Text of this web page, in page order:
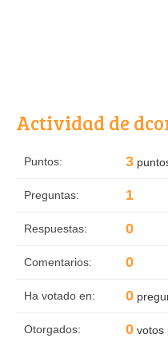
Actividad de
Puntos: 3
Preguntas: 1
Respuestas: 0
Comentarios: 0
Ha votado en: 0
Otorgados: 0 votos